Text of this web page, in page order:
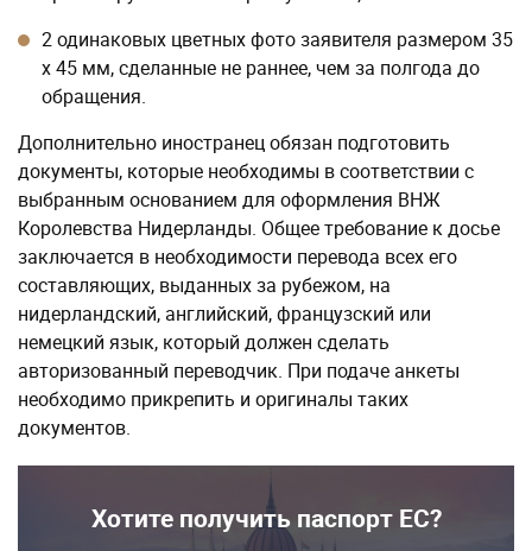
2 одинаковых цветных фото заявителя размером 35
х 45 мм, сделанные не раннее, чем за полгода до
обращения.
Дополнительно иностранец обязан подготовить
документы, которые необходимы в соответствии с
выбранным основанием для оформления ВНЖ
Королевства Нидерланды. Общее требование к досье
заключается в необходимости перевода всех его
составляющих, выданных за рубежом, на
нидерландский, английский, французский или
немецкий язык, который должен сделать
авторизованный переводчик. При подаче анкеты
необходимо прикрепить и оригиналы таких
документов.
Хотите получить паспорт ЕС?